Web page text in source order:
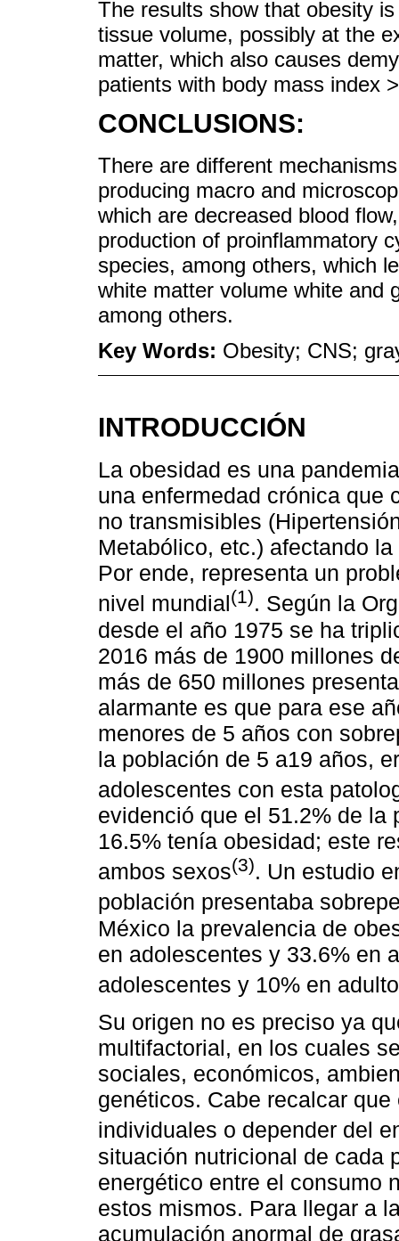
The results show that obesity
tissue volume, possibly at the
matter, which also causes
patients with body mass index
CONCLUSIONS:
There are different
producing macro and
which are decreased blood
production of proinflammatory
species, among others, which
white matter volume white and
among others.
Key Words: Obesity; CNS;
INTRODUCCIÓN
La obesidad es una
una enfermedad crónica que
no transmisibles
Metabólico, etc.) afectando
Por ende, representa un
nivel mundial(1). Según la
desde el año 1975 se ha
2016 más de 1900 millones
más de 650 millones
alarmante es que para ese
menores de 5 años con
la población de 5 a19 años,
adolescentes con esta
evidenció que el 51.2% de la
16.5% tenía obesidad; este
ambos sexos(3). Un estudio
población presentaba
México la prevalencia de
en adolescentes y 33.6% en
adolescentes y 10% en
Su origen no es preciso ya
multifactorial, en los cuales
sociales, económicos,
genéticos. Cabe recalcar
individuales o depender del
situación nutricional de cada
energético entre el consumo
estos mismos. Para llegar a
acumulación anormal de